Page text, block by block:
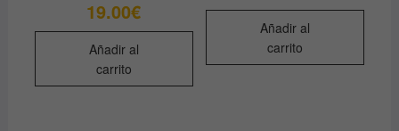
19.00€
Añadir al
carrito
Añadir al
carrito